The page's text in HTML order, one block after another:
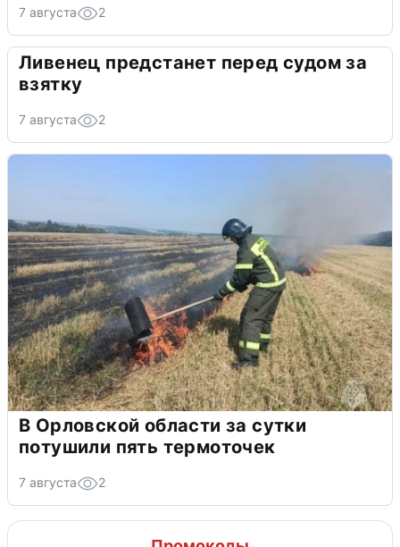
7 августа 2
Ливенец предстанет перед судом за
взятку
7 августа 2
В Орловской области за сутки
потушили пять термоточек
7 августа 2